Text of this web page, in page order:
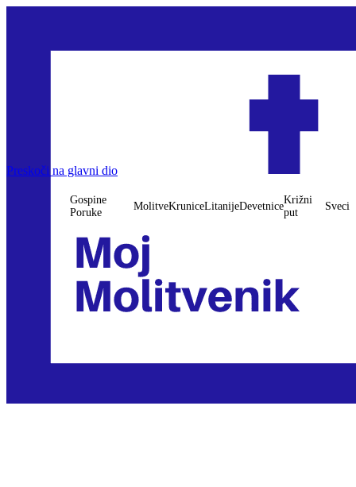
Preskoči na glavni dioGospine Poruke
Krunice
Litanije
Devetnice
Sveci